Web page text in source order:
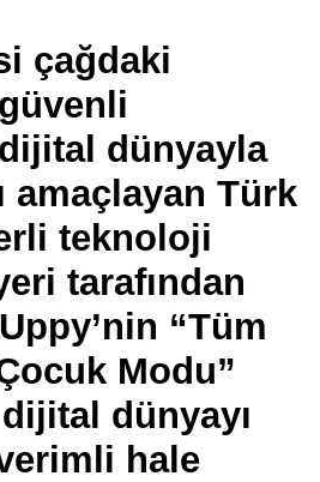
çağdaki
dünyayla
amaçlayan Türk
teknoloji
tarafından
“Tüm
Modu”
dünyayı
hale